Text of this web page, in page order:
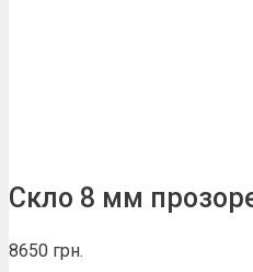
Скло 8 мм
8650 грн.